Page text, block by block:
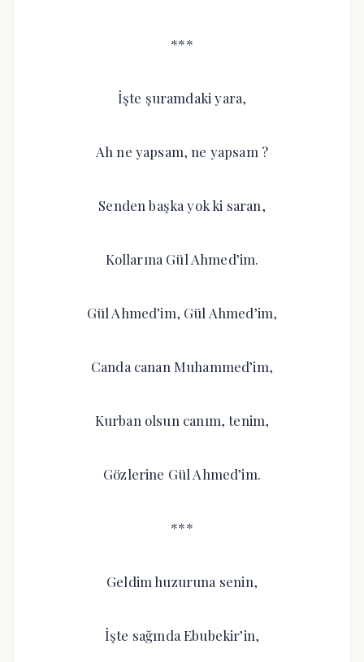
***
İşte şuramdaki yara,
Ah ne yapsam, ne yapsam ?
Senden başka yok ki saran,
Kollarına Gül Ahmed’im.
Gül Ahmed’im, Gül Ahmed’im,
Canda canan Muhammed’im,
Kurban olsun canım, tenim,
Gözlerine Gül Ahmed’im.
***
Geldim huzuruna senin,
İşte sağında Ebubekir’in,